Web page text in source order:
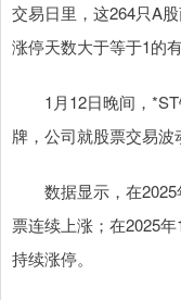
交易日里，这264只A
涨停天数大于等于1的有
1月12日晚间，*ST
牌，公司就股票交易波
数据显示，在2025
票连续上涨；在2025
持续涨停。